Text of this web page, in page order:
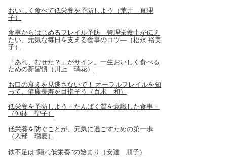
おいしく食べて低栄養を予防しよう（荒井 真理
子）
食事からはじめるフレイル予防―管理栄養士が伝え
たい、元気な毎日を支える食事のコツ―（松永 裕美
子）
「あれ、むせた？」がサイン。一生おいしく食べる
ための新習慣（川上 璃花）
お口の衰えを見逃さないで！ オーラルフレイルを知
って、健康長寿を目指そう（百木 和）
低栄養を予防しよう－たんぱく質を意識した食事－
（仲鉢 聖子）
低栄養を防ぐことが、元気に過ごすための第一歩
（入部 瑠夏）
鉄不足は“隠れ低栄養”の始まり（安達 順子）